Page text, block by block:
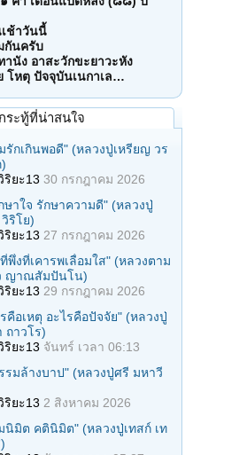
ช้าวันนี้
กันครับ
านัง อาสะวักขะยาวะหัง
โหตุ ปัจจุบันเนกาเล…
กระทู้ที่น่าสนใจ
รักเกินพอดี" (หลวงปู่เหรียญ วร
ริยะ13 30 กรกฎาคม 2026
ษาใจ รักษาความดี" (หลวงปู่
วิริโย)
ริยะ13 27 กรกฎาคม 2026
พึ่งที่เคารพเลื่อมใส" (หลวงตาม
ญาณสัมปันโน)
ริยะ13 29 กรกฎาคม 2026
รคือเหตุ อะไรคือปัจจัย" (หลวงปู่
ถาวโร)
ริยะ13 จันทร์ เวลา 06:13
รมล้างบาป" (หลวงปู่ศรี มหาวี
ริยะ13 2 สิงหาคม 2026
นิมิต คตินิมิต" (หลวงปู่เทสก์ เท